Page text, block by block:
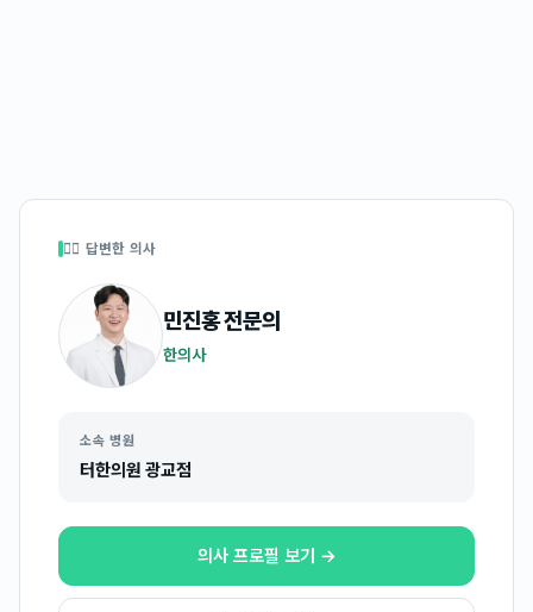
👩‍⚕️ 답변한 의사
민진홍전문의
한의사
소속 병원
터한의원 광교점
의사 프로필 보기 →